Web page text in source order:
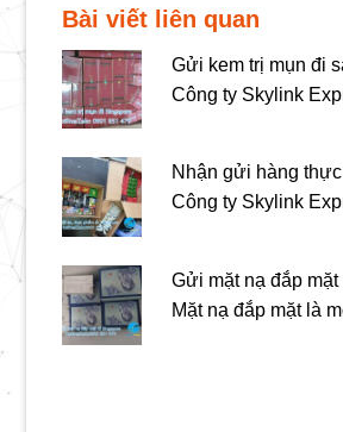
Bài viết liên quan
Gửi kem trị mụn đi
Công ty Skylink
Nhận gửi hàng
Công ty Skylink
Gửi mặt nạ đắp
Mặt nạ đắp mặt là